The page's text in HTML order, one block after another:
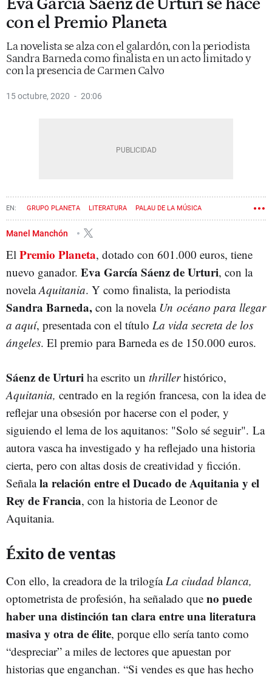
con el Premio Planeta
La novelista se alza con el galardón, con la periodista
Sandra Barneda como finalista en un acto limitado y
con la presencia de Carmen Calvo
15 octubre, 2020 20:06
GRUPO PLANETA LITERATURA PALAU DE LA MÚSICA
Manel Manchón
El Premio Planeta, dotado con 601.000 euros, tiene
nuevo ganador. Eva García Sáenz de Urturi, con la
novelaAquitania. Y como finalista, la periodista
Sandra Barneda, con la novela Un océano para llegar
a aquí, presentada con el título La vida secreta de los
ángeles. El premio para Barneda es de 150.000 euros.
Sáenz de Urturi ha escrito un thrillerhistórico,
Aquitania, centrado en la región francesa, con la idea de
reflejar una obsesión por hacerse con el poder, y
siguiendo el lema de los aquitanos: "Solo sé seguir". La
autora vasca ha investigado y ha reflejado una historia
cierta, pero con altas dosis de creatividad y ficción.
Señalala relación entre el Ducado de Aquitania y el
Rey de Francia, con la historia de Leonor de
Aquitania.
Éxito de ventas
Con ello, la creadora de la trilogíaLa ciudad blanca,
optometrista de profesión, ha señalado que no puede
haber una distinción tan clara entre una literatura
masiva y otra de élite, porque ello sería tanto como
“despreciar” a miles de lectores que apuestan por
historias que enganchan. “Si vendes es que has hecho